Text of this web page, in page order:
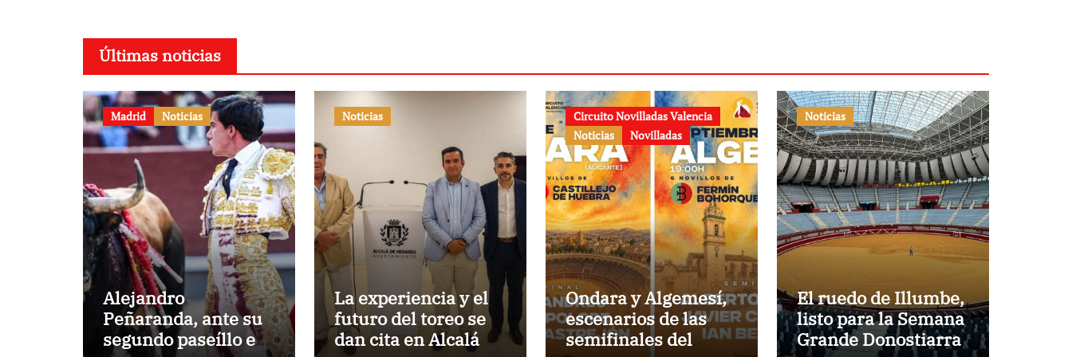
Últimas noticias
Madrid Noticias
Alejandro
Peñaranda, ante su
segundo paseíllo en
Noticias
La experiencia y el
futuro del toreo se
dan cita en Alcalá de
Circuito Novilladas Valencia
Noticias
Novilladas
Ondara y Algemesí,
escenarios de las
semifinales del
Noticias
El ruedo de Illumbe,
listo para la Semana
Grande Donostiarra